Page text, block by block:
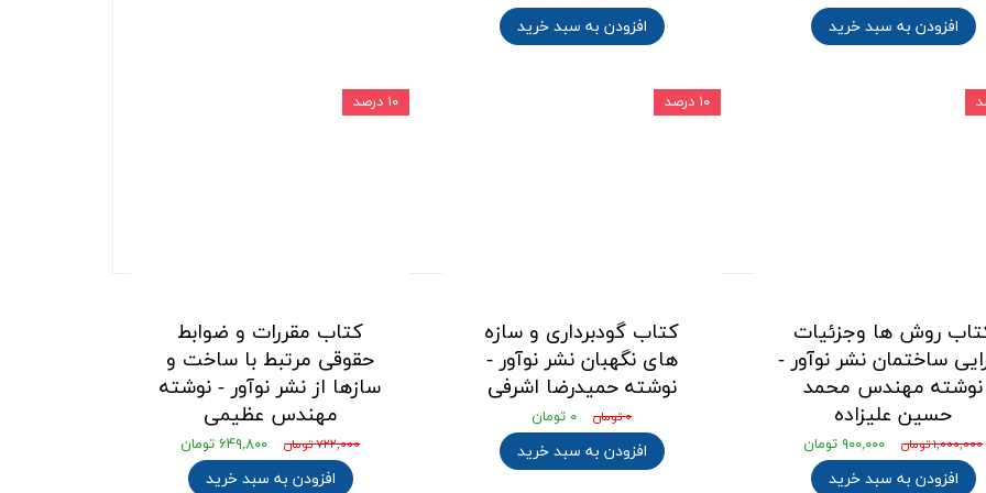
مسکوني
افزودن به سبد خرید افزودن به سبد خرید
روش ها وجزئیات
ساختمان نشر نوآور -
نوشته مهندس محمد
حسین علیزاده
۱,۰۰۰,۰۰۰ تومان ۹۰۰,۰۰۰ تومان
افزودن به سبد خرید
کتاب گودبرداری و سازه
های نگهبان نشر نوآور -
نوشته حمیدرضا اشرفی
۰ تومان ۰ تومان
افزودن به سبد خرید
۱۰ درصد
کتاب مقررات و ضوابط
حقوقی مرتبط با ساخت و
سازها از نشر نوآور - نوشته
مهندس عظیمی
۷۲۲,۰۰۰ تومان ۶۴۹,۸۰۰ تومان
افزودن به سبد خرید
۱۰ درصد